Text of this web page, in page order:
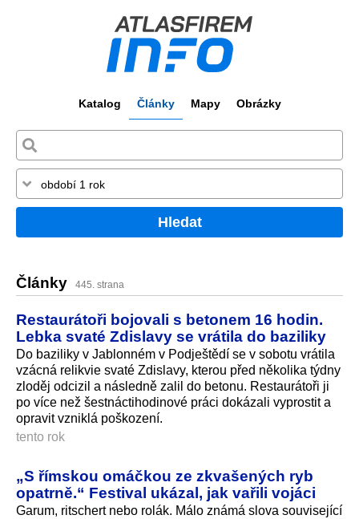
Katalog Články Mapy Obrázky
Hledat
Články 445. strana
Restaurátoři bojovali s betonem 16 hodin.
Lebka svaté Zdislavy se vrátila do baziliky
Do baziliky v Jablonném v Podještědí se v sobotu vrátila
vzácná relikvie svaté Zdislavy, kterou před několika týdny
zloděj odcizil a následně zalil do betonu. Restaurátoři ji
po více než šestnáctihodinové práci dokázali vyprostit a
opravit vzniklá poškození.
tento rok
„S římskou omáčkou ze zkvašených ryb
opatrně.“ Festival ukázal, jak vařili vojáci
Garum, ritschert nebo rolák. Málo známá slova související